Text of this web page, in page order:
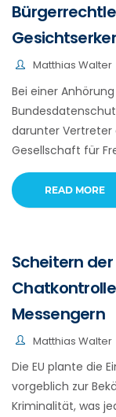
Matthias Walter
Bei einer
darunter Vertreter
Gesellschaft für
READ MORE
Scheitern
Messengern
Matthias Walter
Die EU plante die
vorgeblich zur
Kriminalität, was